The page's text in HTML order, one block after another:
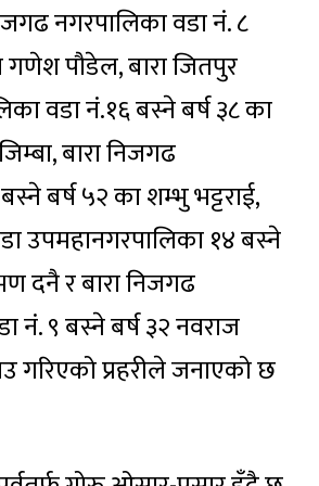
नगरपालिका वडा नं. ८
गणेश पौडेल, बारा जितपुर
वडा नं.१६ बस्ने बर्ष ३८ का
बारा निजगढ
बर्ष ५२ का शम्भु भट्टराई,
उपमहानगरपालिका १४ बस्ने
दनै र बारा निजगढ
नं. ९ बस्ने बर्ष ३२ नवराज
गरिएको प्रहरीले जनाएको छ